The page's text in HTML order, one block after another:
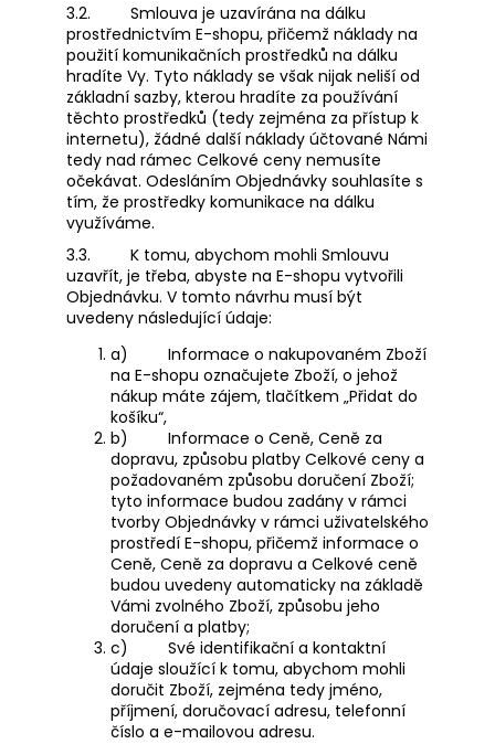
3.2.
Smlouva je uzavírána na dálku
prostřednictvím E-shopu, přičemž náklady na
použití komunikačních prostředků na dálku
hradíte Vy. Tyto náklady se však nijak neliší od
základní sazby, kterou hradíte za používání
těchto prostředků (tedy zejména za přístup k
internetu), žádné další náklady účtované Námi
tedy nad rámec Celkové ceny nemusíte
očekávat. Odesláním Objednávky souhlasíte s
tím, že prostředky komunikace na dálku
využíváme.
3.3.
K tomu, abychom mohli Smlouvu
uzavřít, je třeba, abyste na E-shopu vytvořili
Objednávku. V tomto návrhu musí být
uvedeny následující údaje:
a)
Informace o nakupovaném Zboží
na E-shopu označujete Zboží, o jehož
nákup máte zájem, tlačítkem „Přidat do
košíku“,
b)
Informace o Ceně, Ceně za
dopravu, způsobu platby Celkové ceny a
požadovaném způsobu doručení Zboží;
tyto informace budou zadány v rámci
tvorby Objednávky v rámci uživatelského
prostředí E-shopu, přičemž informace o
Ceně, Ceně za dopravu a Celkové ceně
budou uvedeny automaticky na základě
Vámi zvolného Zboží, způsobu jeho
doručení a platby;
c)
Své identifikační a kontaktní
údaje sloužící k tomu, abychom mohli
doručit Zboží, zejména tedy jméno,
příjmení, doručovací adresu, telefonní
číslo a e-mailovou adresu.